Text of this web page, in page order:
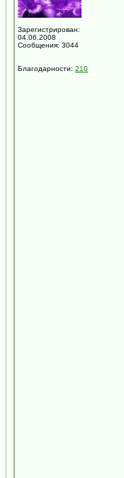
Зарегистрирован:
04.06.2008
Сообщения: 3044
Благодарности: 210